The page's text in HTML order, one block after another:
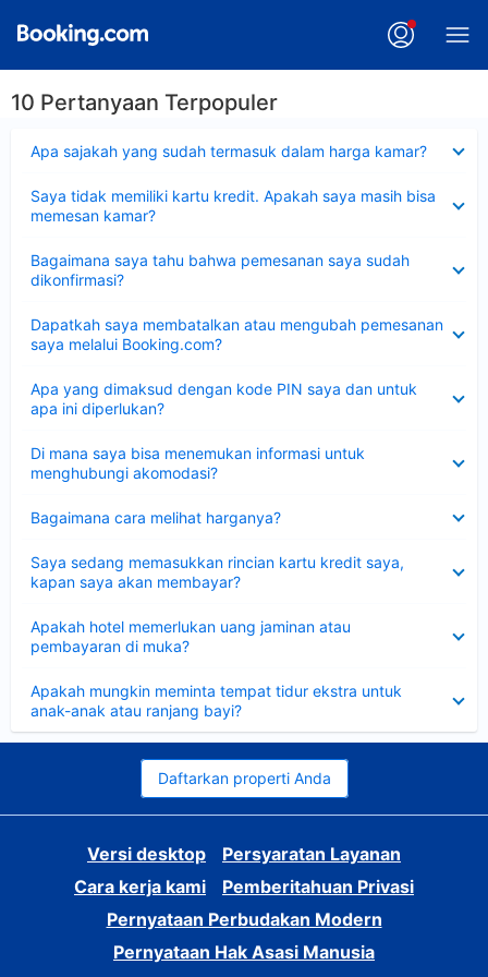
10 Pertanyaan Terpopuler
Apa sajakah yang sudah termasuk dalam harga kamar?
Saya tidak memiliki kartu kredit. Apakah saya masih bisa
memesan kamar?
Bagaimana saya tahu bahwa pemesanan saya sudah
dikonfirmasi?
Dapatkah saya membatalkan atau mengubah pemesanan
saya melalui Booking.com?
Apa yang dimaksud dengan kode PIN saya dan untuk
apa ini diperlukan?
Di mana saya bisa menemukan informasi untuk
menghubungi akomodasi?
Bagaimana cara melihat harganya?
Saya sedang memasukkan rincian kartu kredit saya,
kapan saya akan membayar?
Apakah hotel memerlukan uang jaminan atau
pembayaran di muka?
Apakah mungkin meminta tempat tidur ekstra untuk
anak-anak atau ranjang bayi?
Daftarkan properti Anda
Versi desktop
Persyaratan Layanan
Cara kerja kami
Pemberitahuan Privasi
Pernyataan Perbudakan Modern
Pernyataan Hak Asasi Manusia